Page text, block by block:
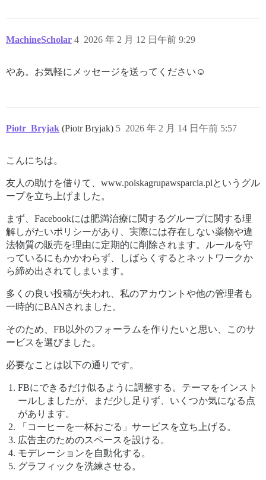
MachineScholar 2026 年 2 月 12 日午前 9:29
4
やあ。お気軽にメッセージを送ってください☺️
Piotr_Bryjak (Piotr Bryjak) 2026 年 2 月 14 日午前 5:57
5
こんにちは。
友人の助けを借りて、www.polskagrupawsparcia.plというグル
ープを立ち上げました。
まず、Facebookには肥満治療に関するグループに関する理
解しがたいポリシーがあり、実際には存在しない薬物や違
法物質の販売を理由に定期的に削除されます。ルールを守
っているにもかかわらず、しばらくするとネットワークか
ら締め出されてしまいます。
多くの良い投稿が失われ、私のアカウントや他の管理者も
一時的にBANされました。
そのため、FB以外のフォーラムを作りたいと思い、このサ
ービスを選びました。
必要なことは以下の通りです。
FBにできるだけ似るように調整する。テーマをインスト
ールしましたが、まだ少し足りず、いくつか気になる点
があります。
「コーヒーを一杯おごる」サービスを立ち上げる。
広告主のためのスペースを設ける。
モデレーションを自動化する。
グラフィックを洗練させる。